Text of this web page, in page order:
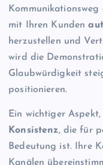
mit Ihren Kunden
herzustellen und
wird die
Glaubwürdigkeit
positionieren.
Ein wichtiger
Konsistenz, die für
Bedeutung ist. Ihre
Kanälen